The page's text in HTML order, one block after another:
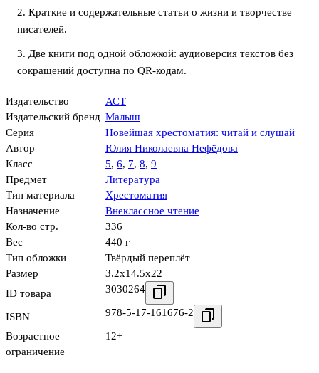
2. Краткие и содержательные статьи о жизни и творчестве
писателей.
3. Две книги под одной обложкой: аудиоверсия текстов без
сокращений доступна по QR-кодам.
Издательство
АСТ
Издательский бренд Малыш
Серия
Новейшая хрестоматия: читай и слушай
Автор
Юлия Николаевна Нефёдова
Класс
5, 6, 7, 8, 9
Предмет
Литература
Тип материала
Хрестоматия
Назначение
Внеклассное чтение
Кол-во стр.
336
Вес
440 г
Тип обложки
Твёрдый переплёт
Размер
3.2x14.5x22
ID товара
3030264
ISBN 978-5-17-161676-2
Возрастное
ограничение
12+